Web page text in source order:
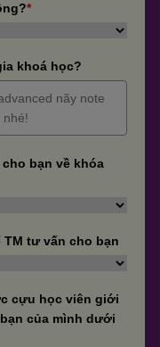
*
khoá học?
bạn về khóa
tư vấn cho bạn
cựu học viên giới
của mình dưới